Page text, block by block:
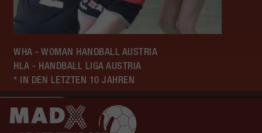
WHA - WOMAN HANDBALL AUSTRIA
HLA - HANDBALL LIGA AUSTRIA
* IN DEN LETZTEN 10 JAHREN